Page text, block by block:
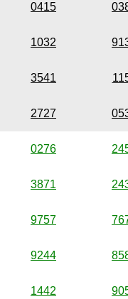
0415
1032
3541
2727
0276
3871
9757
9244
1442